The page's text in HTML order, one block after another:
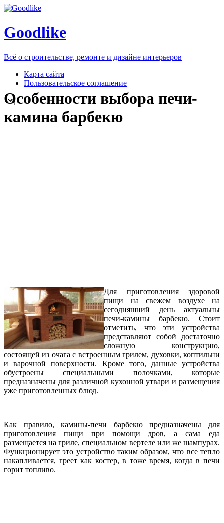
Goodlike
Всё о строительстве, ремонте и дизайне интерьеров
Карта сайта
Пользовательское соглашение
Особенности выбора печи-
камина барбекю
Для приготовления здоровой
пищи на свежем воздухе на
сегодняшний день актуальны
печи-камины барбекю. Стоит
отметить, что эти устройства
представляют собой достаточно
сложную конструкцию,
состоящей из очага с встроенным грилем, духовки, коптильни
и варочной поверхности. Кроме того, данные устройства
обустроены специальными полочками, которые
предназначены для различной кухонной утвари и размещения
уже приготовленных блюд.
Как правило, камины-печи барбекю предназначены для
приготовления пищи при помощи дров, а сама еда
размещается на гриле, специальном вертеле или же шампурах.
Функционирует это устройство таким образом, что все тепло
накапливается, греет как костер, в тоже время, когда в печи
горит топливо.